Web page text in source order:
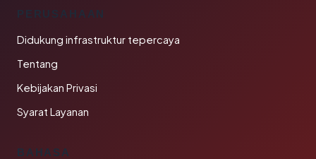
PERUSAHAAN
Didukung infrastruktur tepercaya
Tentang
Kebijakan Privasi
Syarat Layanan
BAHASA